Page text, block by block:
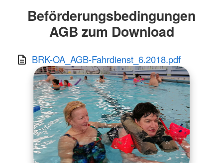
Beförderungsbedingungen
AGB zum Download
BRK-OA_AGB-Fahrdienst_6.2018.pdf